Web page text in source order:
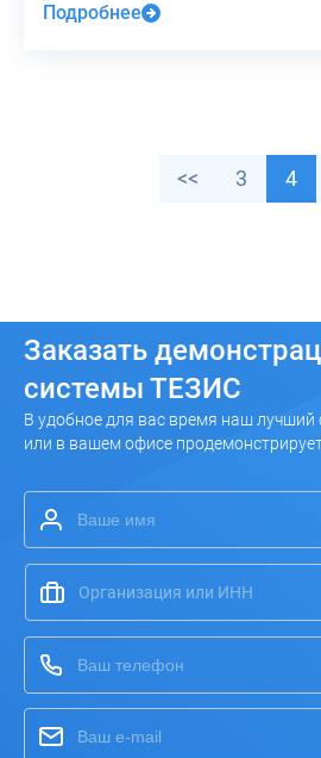
Подробнее
<< 3 4
Заказать
системы ТЕЗИС
В удобное для вас время наш лучший
или в вашем офисе